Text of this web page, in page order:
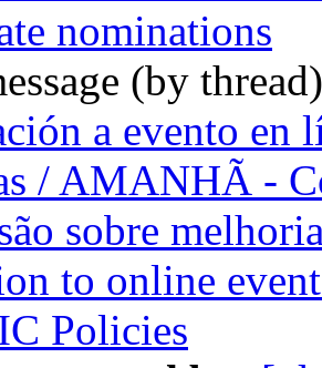
nominations
(by
a evento en
/ AMANHÃ -
sobre
to online
Policies